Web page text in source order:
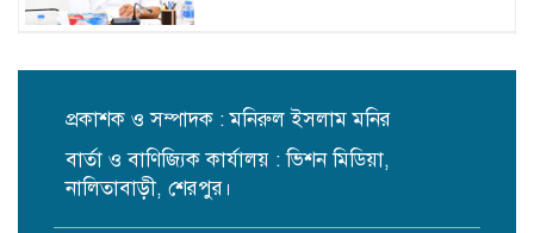
করতে হবে: ডা. শফিকুর রহমান
টুকরা করে ১১টি পলিথিনে ভরা হয়েছে
নারীর লাশ, এখনো উদ্ধার হয়নি মাথা ও
পা
প্রকাশক ও সম্পাদক : মনিরুল ইসলাম মনির
বার্তা ও বাণিজ্যিক কার্যালয় : ভিশন মিডিয়া,
নালিতাবাড়ী, শেরপুর।